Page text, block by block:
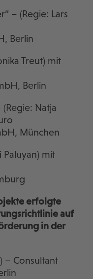
– (Regie: Lars
Berlin
Treut) mit
Berlin
Natja
München
Paluyan) mit
erfolgte
auf
in der
– Consultant